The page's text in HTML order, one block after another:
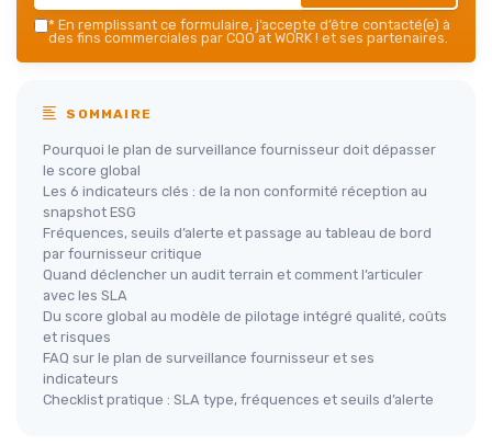
* En remplissant ce formulaire, j’accepte d’être contacté(e) à
des fins commerciales par CQO at WORK ! et ses partenaires.
SOMMAIRE
Pourquoi le plan de surveillance fournisseur doit dépasser
le score global
Les 6 indicateurs clés : de la non conformité réception au
snapshot ESG
Fréquences, seuils d’alerte et passage au tableau de bord
par fournisseur critique
Quand déclencher un audit terrain et comment l’articuler
avec les SLA
Du score global au modèle de pilotage intégré qualité, coûts
et risques
FAQ sur le plan de surveillance fournisseur et ses
indicateurs
Checklist pratique : SLA type, fréquences et seuils d’alerte